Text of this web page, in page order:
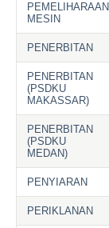
PEMELIHARAAN
MESIN
PENERBITAN
PENERBITAN
(PSDKU
MAKASSAR)
PENERBITAN
(PSDKU
MEDAN)
PENYIARAN
PERIKLANAN